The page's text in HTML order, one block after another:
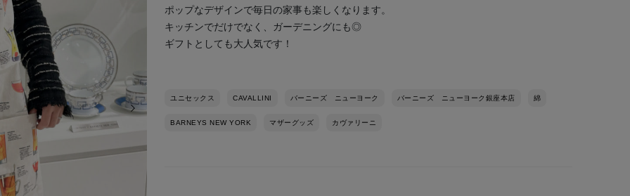
次の画像
ポップなデザインで毎日の家事も楽しくなります。
キッチンでだけでなく、ガーデニングにも◎
ギフトとしても大人気です！
ユニセックス CAVALLINI バーニーズ ニューヨーク バーニーズ ニューヨーク銀座本店 綿
BARNEYS NEW YORK マザーグッズ カヴァリーニ